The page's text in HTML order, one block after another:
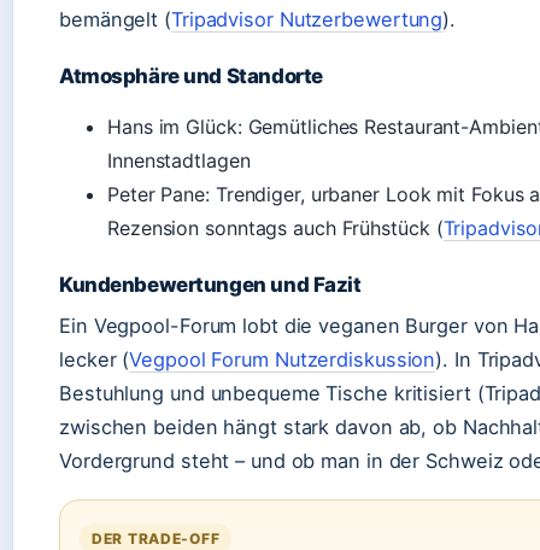
bemängelt (Tripadvisor Nutzerbewertung).
Atmosphäre und Standorte
Hans im Glück: Gemütliches Restaurant-
Innenstadtlagen
Peter Pane: Trendiger, urbaner Look mit
Rezension sonntags auch Frühstück (
Kundenbewertungen und Fazit
Ein Vegpool-Forum lobt die veganen Burger von
lecker (Vegpool Forum Nutzerdiskussion). In
Bestuhlung und unbequeme Tische kritisiert
zwischen beiden hängt stark davon ab, ob
Vordergrund steht – und ob man in der Schweiz
DER TRADE-OFF